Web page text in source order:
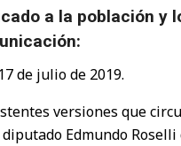
a la población y
de julio de 2019.
versiones que
diputado Edmundo Roselli